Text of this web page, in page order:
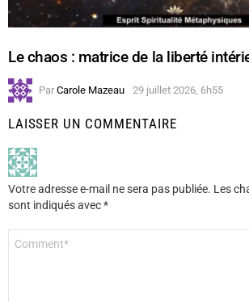
Le chaos : matrice de la liberté
Par Carole Mazeau 29 juillet 2026, 6h55
LAISSER UN COMMENTAIRE
Votre adresse e-mail ne sera pas publiée. Les
sont indiqués avec*